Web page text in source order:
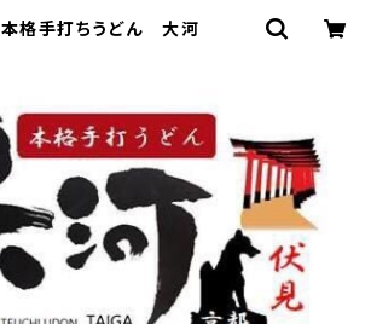
本格手打ちうどん 大河